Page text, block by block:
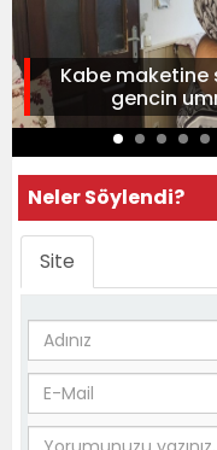
Kabe maketine
gencin
Neler Söylendi?
Site